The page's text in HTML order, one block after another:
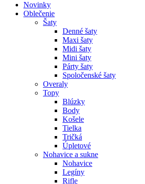
Novinky
Oblečenie
Šaty
Denné šaty
Maxi šaty
Midi šaty
Mini šaty
Párty šaty
Spoločenské šaty
Overaly
Topy
Blúzky
Body
Košele
Tielka
Tričká
Úpletové
Nohavice a sukne
Nohavice
Legíny
Rifle